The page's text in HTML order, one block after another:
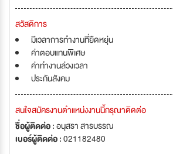
สวัสดิการ
มีเวลาการทำงานที่ยืดหยุ่น
ค่าตอบแทนพิเศษ
ค่าทำงานล่วงเวลา
ประกันสังคม
สนใจสมัครงานตำแหน่งงานนี้กรุณาติดต่อ
ชื่อผู้ติดต่อ :อนุสรา สารบรรณ
เบอร์ผู้ติดต่อ :021182480